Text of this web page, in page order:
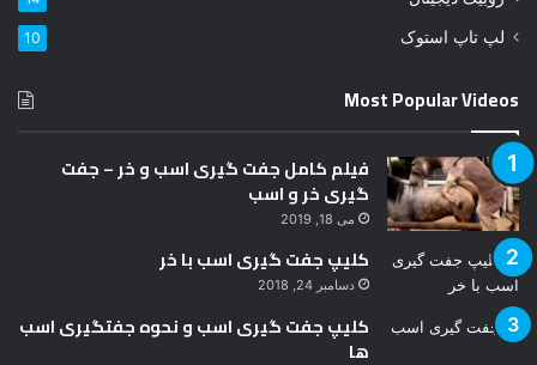
ک
ن
لپ تاپ استوک 10
Most Popular Videos
فیلم کامل جفت گیری اسب و خر – جفت
گیری خر و اسب
می 18, 2019
کلیپ جفت گیری اسب با خر
دسامبر 24, 2018
کلیپ جفت گیری اسب و نحوه جفتگیری اسب
ها